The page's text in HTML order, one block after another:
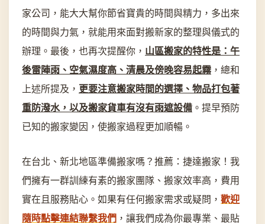
家公司，能大大幫你節省寶貴的時間與精力，多出來
的時間與力氣，就能用來面對搬新家的整理與儀式的
辦理。最後，也再次提醒你， 山區搬家的特性是：午
後雷陣雨、空氣濕度高、清晨及傍晚容易起霧，總和
上述所提及， 更要注意搬家時間的選擇、物品打包著
重防潑水，以及搬家貨車有沒有雨遮設備 。提早預防
已知的搬家變因，使搬家過程更加順暢。
在台北、新北地區準備搬家嗎？推薦：捷達搬家！我
們擁有一群訓練有素的搬家團隊、搬家效率高，費用
實在且服務貼心。如果有任何搬家需求或疑問， 歡迎
隨時點擊連結聯繫我們 ，讓我們成為你最專業、最貼